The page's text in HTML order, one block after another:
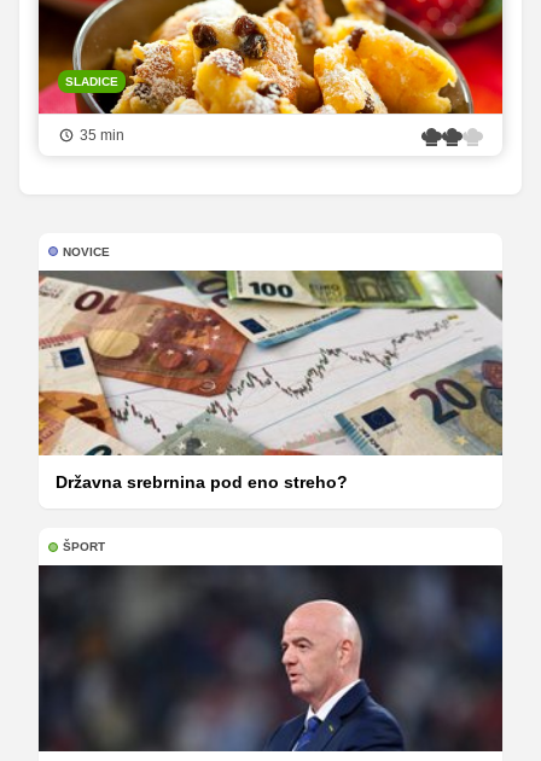
SLADICE
35 min
NOVICE
Državna srebrnina pod eno streho?
ŠPORT